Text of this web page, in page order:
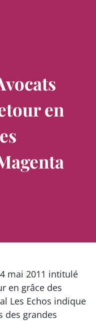
en
mai 2011 intitulé
en grâce des
Les Echos indique
des grandes